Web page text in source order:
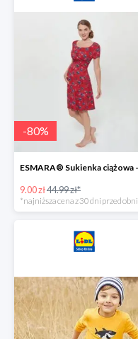
-80%
9.00 zł44.99 zł*